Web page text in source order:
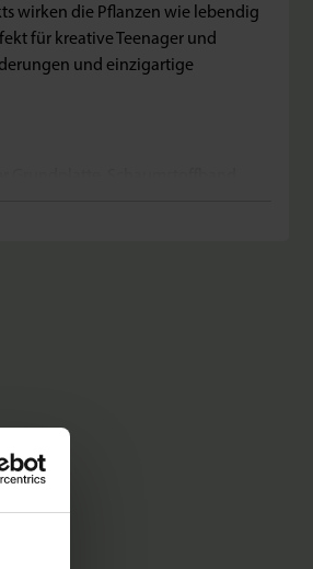
wirken die Pflanzen wie lebendig
für kreative Teenager und
und einzigartige
Grundplatte, Schaumstoffband,
Dekoration
dass Ihr Kunstwerk funkelt und